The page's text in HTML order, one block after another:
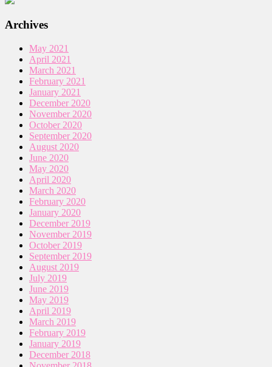
Archives
May 2021
April 2021
March 2021
February 2021
January 2021
December 2020
November 2020
October 2020
September 2020
August 2020
June 2020
May 2020
April 2020
March 2020
February 2020
January 2020
December 2019
November 2019
October 2019
September 2019
August 2019
July 2019
June 2019
May 2019
April 2019
March 2019
February 2019
January 2019
December 2018